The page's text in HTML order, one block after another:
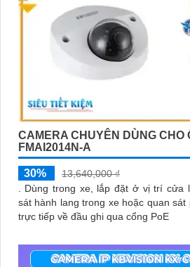
CAMERA CHUYÊN DÙNG CHO
FMAI2014N-A
30%
13,640,000 ₫
sát hành lang trong xe hoặc quan sát phía
trực tiếp về đầu ghi qua cổng PoE